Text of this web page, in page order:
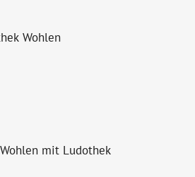
Wohlen
mit Ludothek